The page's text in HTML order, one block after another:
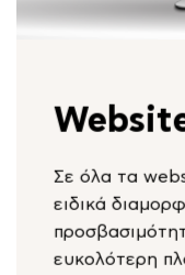
Σε όλα τα
ειδικά
ευκολότερη